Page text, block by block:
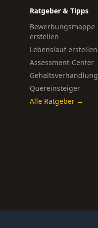
Ratgeber & Tipps
Bewerbungsmappe
erstellen
Lebenslauf erstellen
Assessment-Center
Gehaltsverhandlung
Quereinsteiger
Alle Ratgeber →